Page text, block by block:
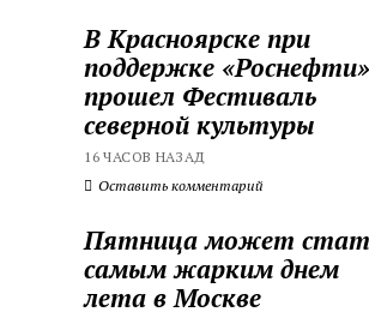
В Красноярске при
поддержке «Роснефти»
прошел Фестиваль
северной культуры
16 ЧАСОВ НАЗАД
Оставить комментарий
Пятница может
самым жарким днем
лета в Москве